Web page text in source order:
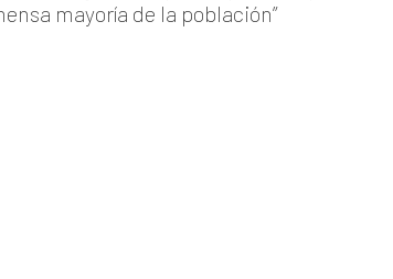
mayoría de la población”